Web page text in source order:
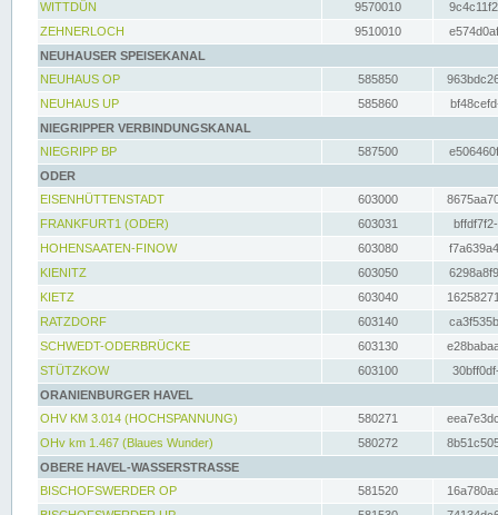
WITTDÜN
9570010
ZEHNERLOCH
9510010
NEUHAUSER SPEISEKANAL
NEUHAUS OP
585850
NEUHAUS UP
585860
NIEGRIPPER VERBINDUNGSKANAL
NIEGRIPP BP
587500
ODER
EISENHÜTTENSTADT
603000
FRANKFURT1 (ODER)
603031
HOHENSAATEN-FINOW
603080
KIENITZ
603050
KIETZ
603040
RATZDORF
603140
SCHWEDT-ODERBRÜCKE
603130
STÜTZKOW
603100
ORANIENBURGER HAVEL
OHV KM 3.014 (HOCHSPANNUNG)
580271
OHv km 1.467 (Blaues Wunder)
580272
OBERE HAVEL-WASSERSTRASSE
BISCHOFSWERDER OP
581520